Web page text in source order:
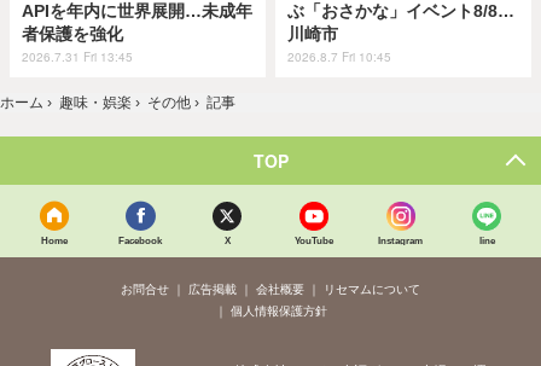
APIを年内に世界展開…未成年
者保護を強化
2026.7.31 Fri 13:45
ぶ「おさかな」イベント8/8…
川崎市
2026.8.7 Fri 10:45
ホーム › 趣味・娯楽 › その他 › 記事
TOP
Home Facebook X YouTube Instagram line
お問合せ 広告掲載 会社概要
リセマムについて
個人情報保護方針